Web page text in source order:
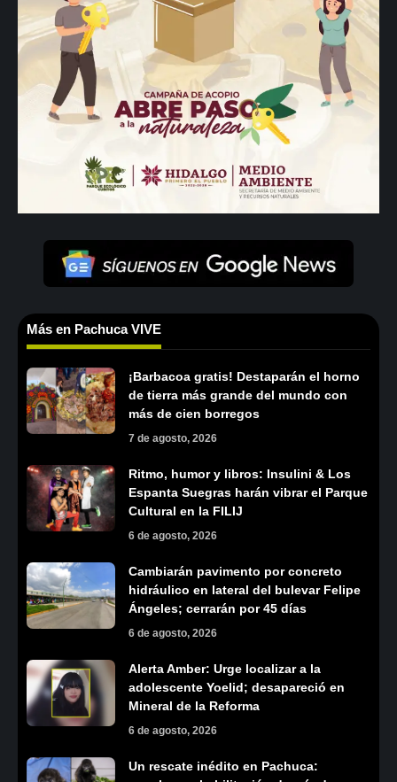
Más en Pachuca VIVE
¡Barbacoa gratis! Destaparán el horno
de tierra más grande del mundo con
más de cien borregos
7 de agosto, 2026
Ritmo, humor y libros: Insulini & Los
Espanta Suegras harán vibrar el Parque
Cultural en la FILIJ
6 de agosto, 2026
Cambiarán pavimento por concreto
hidráulico en lateral del bulevar Felipe
Ángeles; cerrarán por 45 días
6 de agosto, 2026
Alerta Amber: Urge localizar a la
adolescente Yoelid; desapareció en
Mineral de la Reforma
6 de agosto, 2026
Un rescate inédito en Pachuca: